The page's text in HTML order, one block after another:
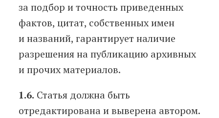
за подбор и точность приведенных
фактов, цитат, собственных имен
и названий, гарантирует наличие
разрешения на публикацию архивных
и прочих материалов.
1.6. Статья должна быть
отредактирована и выверена автором.